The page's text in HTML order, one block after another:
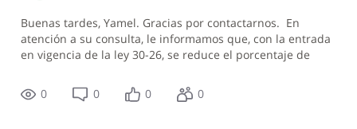
Buenas tardes, Yamel. Gracias por contactarnos. En
atención a su consulta, le informamos que, con la entrada
en vigencia de la ley 30-26, se reduce el porcentaje de
0
0 0 0